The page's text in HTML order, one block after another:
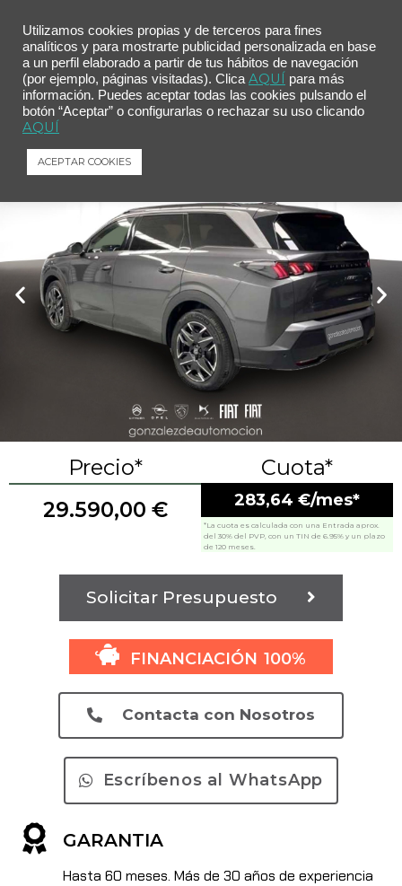
/Comprar tu coche/ Peugeot 5008 1.2 100KW Allure eDCS6
Peugeot 5008 1.2 100KW Allure eDCS6
Peugeot 5008 1.2 100KW Allure eDCS6
Precio*
29.590,00 €
Cuota*
283,64 €/mes*
*La cuota es calculada con una Entrada aprox.
del 30% del PVP, con un TIN de 6.95% y un plazo
de 120 meses.
Solicitar Presupuesto
FINANCIACIÓN 100%
Contacta con Nosotros
Escríbenos al WhatsApp
GARANTIA
Hasta 60 meses. Más de 30 años de experiencia
Utilizamos cookies propias y de terceros para fines
analíticos y para mostrarte publicidad personalizada en base
a un perfil elaborado a partir de tus hábitos de navegación
(por ejemplo, páginas visitadas). Clica AQUÍ para más
información. Puedes aceptar todas las cookies pulsando el
botón “Aceptar” o configurarlas o rechazar su uso clicando
AQUÍ
ACEPTAR COOKIES